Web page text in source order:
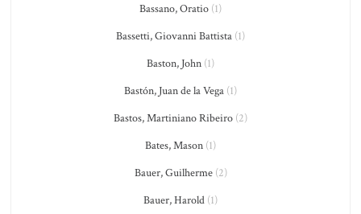
Bassano, Oratio (1)
Bassetti, Giovanni Battista (1)
Baston, John (1)
Bastón, Juan de la Vega (1)
Bastos, Martiniano Ribeiro (2)
Bates, Mason (1)
Bauer, Guilherme(2)
Bauer, Harold (1)